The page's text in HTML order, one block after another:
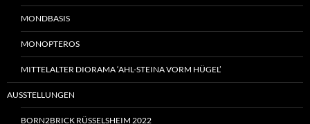
MONDBASIS
MONOPTEROS
MITTELALTER DIORAMA ‘AHL-STEINA VORM HÜGEL’
AUSSTELLUNGEN
BORN2BRICK RÜSSELSHEIM 2022